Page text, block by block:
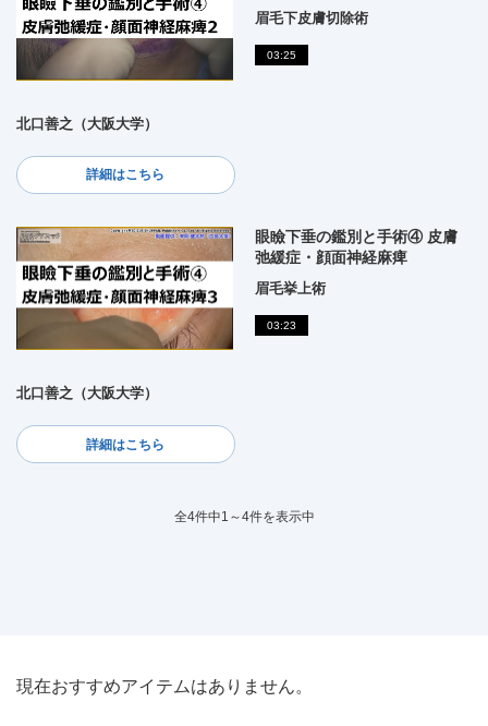
眉毛下皮膚切除術
03:25
北口善之（大阪大学）
詳細はこちら
眼瞼下垂の鑑別と手術④ 皮膚
弛緩症・顔面神経麻痺
眉毛挙上術
03:23
北口善之（大阪大学）
詳細はこちら
全4件中1～4件を表示中
現在おすすめアイテムはありません。